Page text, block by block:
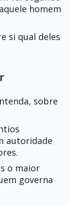
homem
si qual deles
sobre
autoridade
o maior
governa